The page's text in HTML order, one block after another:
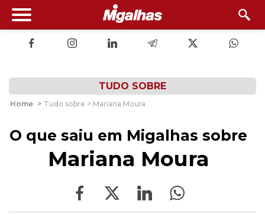
TUDO SOBRE
Home > Tudo sobre > Mariana Moura
O que saiu em Migalhas sobre
Mariana Moura